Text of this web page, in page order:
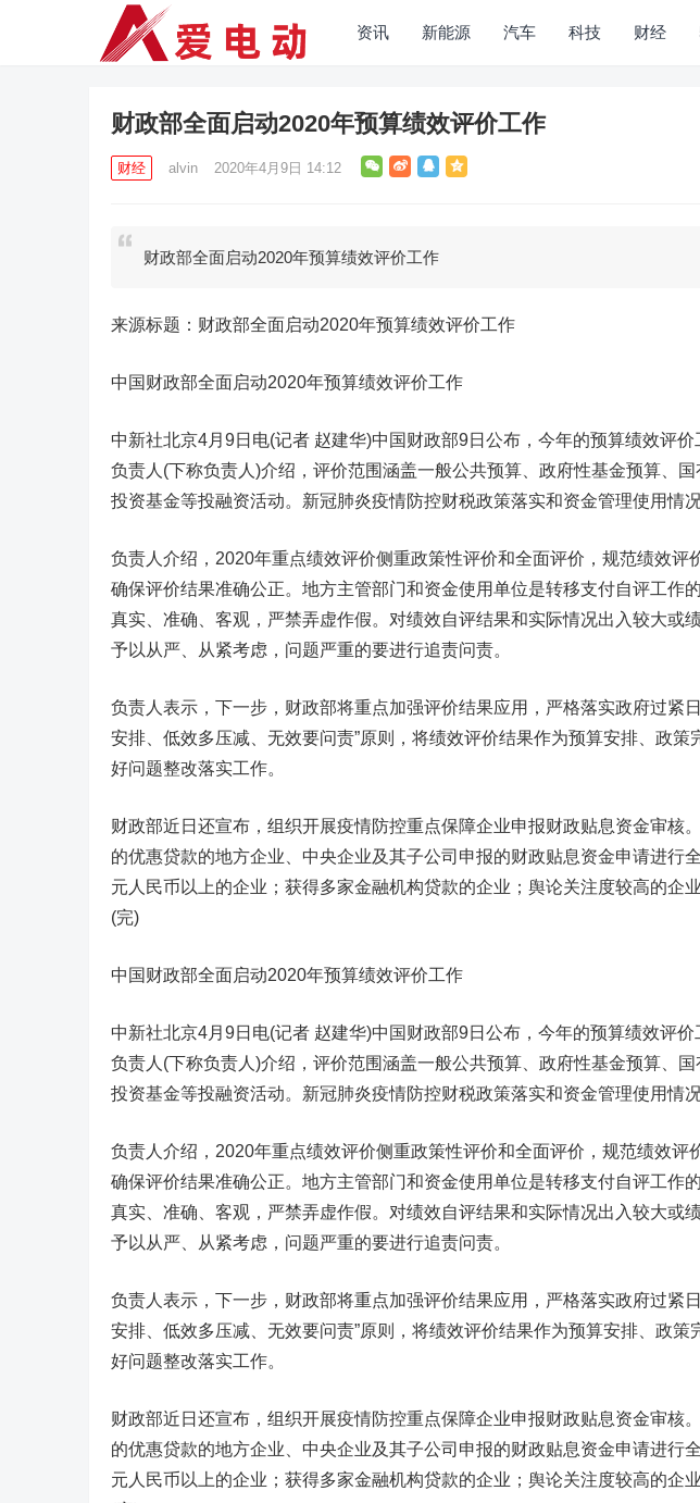
资讯 新能源 汽车 科技 财经
财政部全面启动2020年预算绩效评价工作
财经 alvin 2020年4月9日 14:12
财政部全面启动2020年预算绩效评价工作
来源标题：财政部全面启动2020年预算绩效评价工作
中国财政部全面启动2020年预算绩效评价工作
中新社北京4月9日电(记者 赵建华)中国财政部9日公布，今年的预算绩效评
负责人(下称负责人)介绍，评价范围涵盖一般公共预算、政府性基金预算、
投资基金等投融资活动。新冠肺炎疫情防控财税政策落实和资金管理使用情
负责人介绍，2020年重点绩效评价侧重政策性评价和全面评价，规范绩效评
确保评价结果准确公正。地方主管部门和资金使用单位是转移支付自评工作
真实、准确、客观，严禁弄虚作假。对绩效自评结果和实际情况出入较大或
予以从严、从紧考虑，问题严重的要进行追责问责。
负责人表示，下一步，财政部将重点加强评价结果应用，严格落实政府过紧
安排、低效多压减、无效要问责”原则，将绩效评价结果作为预算安排、政
好问题整改落实工作。
财政部近日还宣布，组织开展疫情防控重点保障企业申报财政贴息资金审核
的优惠贷款的地方企业、中央企业及其子公司申报的财政贴息资金申请进行
元人民币以上的企业；获得多家金融机构贷款的企业；舆论关注度较高的企
(完)
中国财政部全面启动2020年预算绩效评价工作
中新社北京4月9日电(记者 赵建华)中国财政部9日公布，今年的预算绩效评
负责人(下称负责人)介绍，评价范围涵盖一般公共预算、政府性基金预算、
投资基金等投融资活动。新冠肺炎疫情防控财税政策落实和资金管理使用情
负责人介绍，2020年重点绩效评价侧重政策性评价和全面评价，规范绩效评
确保评价结果准确公正。地方主管部门和资金使用单位是转移支付自评工作
真实、准确、客观，严禁弄虚作假。对绩效自评结果和实际情况出入较大或
予以从严、从紧考虑，问题严重的要进行追责问责。
负责人表示，下一步，财政部将重点加强评价结果应用，严格落实政府过紧
安排、低效多压减、无效要问责”原则，将绩效评价结果作为预算安排、政
好问题整改落实工作。
财政部近日还宣布，组织开展疫情防控重点保障企业申报财政贴息资金审核
的优惠贷款的地方企业、中央企业及其子公司申报的财政贴息资金申请进行
元人民币以上的企业；获得多家金融机构贷款的企业；舆论关注度较高的企